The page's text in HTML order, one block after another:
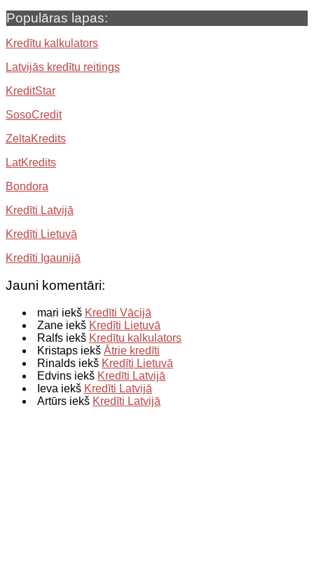
Populāras lapas:
Kredītu kalkulators
Latvijās kredītu reitings
KreditStar
SosoCredit
ZeltaKredits
LatKredits
Bondora
Kredīti Latvijā
Kredīti Lietuvā
Kredīti Igaunijā
Jauni komentāri:
mari iekš Kredīti Vācijā
Zane iekš Kredīti Lietuvā
Ralfs iekš Kredītu kalkulators
Kristaps iekš Ātrie kredīti
Rinalds iekš Kredīti Lietuvā
Edvins iekš Kredīti Latvijā
Ieva iekš Kredīti Latvijā
Artūrs iekš Kredīti Latvijā